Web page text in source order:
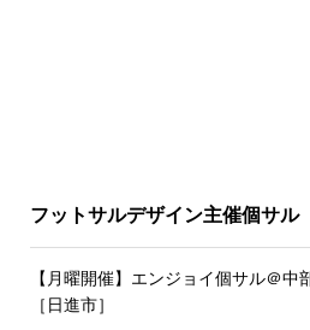
フットサルデザイン主催個サル
【月曜開催】エンジョイ個サル＠
［日進市］